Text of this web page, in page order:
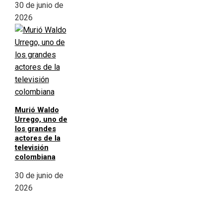
30 de junio de
2026
Murió Waldo
Urrego, uno de
los grandes
actores de la
televisión
colombiana
30 de junio de
2026